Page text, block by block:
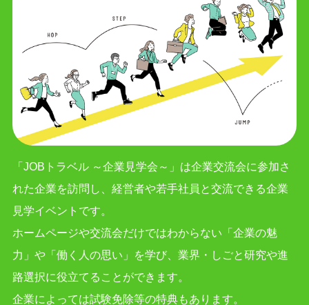
「JOBトラベル ～企業見学会～」は企業交流会に参加さ
れた企業を訪問し、経営者や若手社員と交流できる企業
見学イベントです。
ホームページや交流会だけではわからない「企業の魅
力」や「働く人の思い」を学び、業界・しごと研究や進
路選択に役立てることができます。
企業によっては試験免除等の特典もあります。